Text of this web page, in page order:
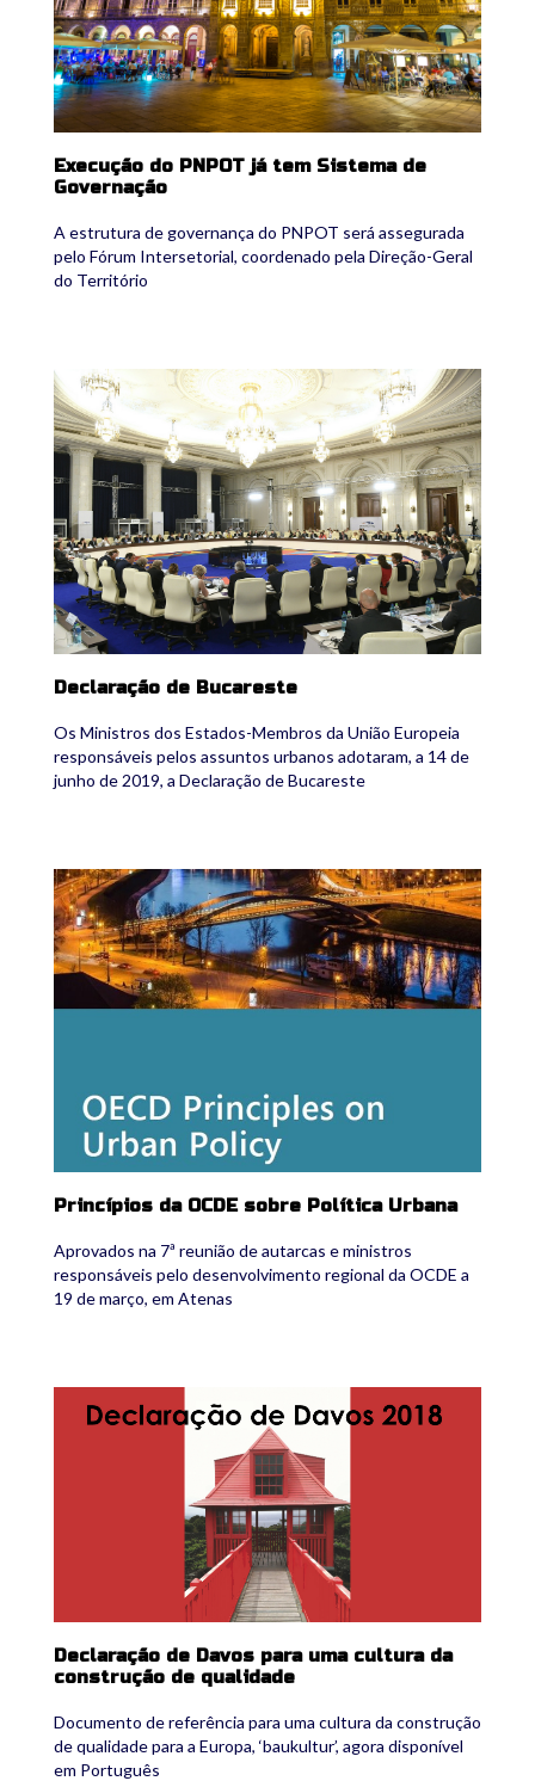
Execução do PNPOT já tem Sistema de
Governação
A estrutura de governança do PNPOT será assegurada
pelo Fórum Intersetorial, coordenado pela Direção-Geral
do Território
bucareste-.jpg
Declaração de Bucareste
Os Ministros dos Estados-Membros da União Europeia
responsáveis pelos assuntos urbanos adotaram, a 14 de
junho de 2019, a Declaração de Bucareste
ocde_pup.jpg
Princípios da OCDE sobre Política Urbana
Aprovados na 7ª reunião de autarcas e ministros
responsáveis pelo desenvolvimento regional da OCDE a
19 de março, em Atenas
Declaração de Davos para uma cultura da
construção de qualidade
Documento de referência para uma cultura da construção
de qualidade para a Europa, ‘baukultur’, agora disponível
em Português